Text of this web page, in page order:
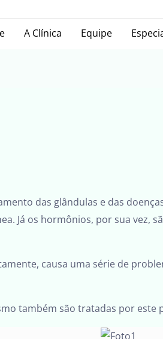
A Clínica Equipe
das glândulas e das
Já os hormônios, por sua vez,
causa uma série de
também são tratadas por este